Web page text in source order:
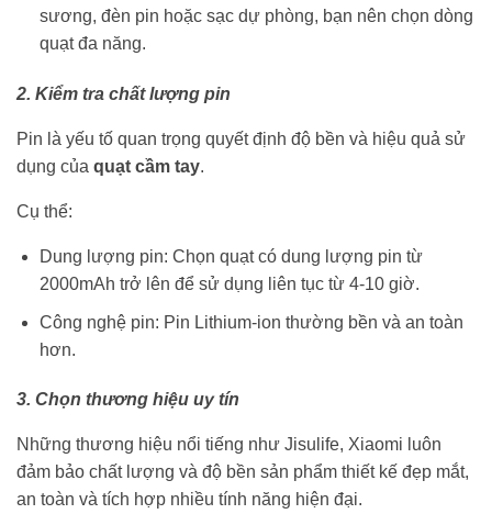
sương, đèn pin hoặc sạc dự phòng, bạn nên chọn dòng
quạt đa năng.
2. Kiểm tra chất lượng pin
Pin là yếu tố quan trọng quyết định độ bền và hiệu quả sử
dụng của quạt cầm tay.
Cụ thể:
Dung lượng pin: Chọn quạt có dung lượng pin từ
2000mAh trở lên để sử dụng liên tục từ 4-10 giờ.
Công nghệ pin: Pin Lithium-ion thường bền và an toàn
hơn.
3. Chọn thương hiệu uy tín
Những thương hiệu nổi tiếng như Jisulife, Xiaomi luôn
đảm bảo chất lượng và độ bền sản phẩm thiết kế đẹp mắt,
an toàn và tích hợp nhiều tính năng hiện đại.